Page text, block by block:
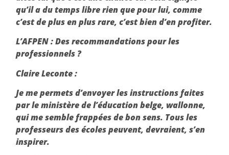
qu’il a du temps libre rien que pour lui, comme
c’est de plus en plus rare, c’est bien d’en profiter.
L’AFPEN :Des recommandations pour les
professionnels ?
Claire Leconte :
Je me permets d’envoyer les instructions faites
par le ministère de l’éducation belge, wallonne,
qui me semble frappées de bon sens. Tous les
professeurs des écoles peuvent, devraient, s’en
inspirer.